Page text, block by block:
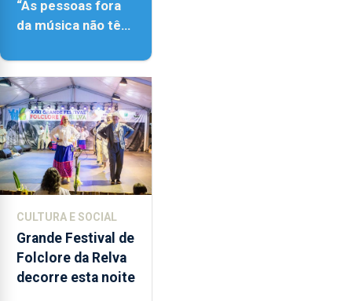
“As pessoas fora
da música não têm
difícil é produzir
uma música”
CULTURA E SOCIAL
Grande Festival de
Folclore da Relva
decorre esta noite